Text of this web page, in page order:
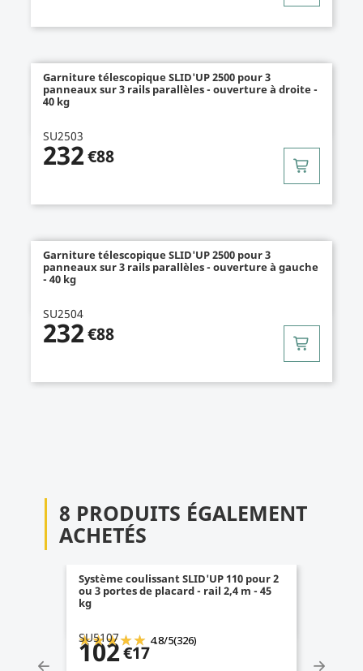
Garniture télescopique SLID'UP 2500 pour 3
panneaux sur 3 rails parallèles - ouverture à droite -
40 kg
SU2503
232€88
Garniture télescopique SLID'UP 2500 pour 3
panneaux sur 3 rails parallèles - ouverture à gauche
- 40 kg
SU2504
232€88
8 PRODUITS ÉGALEMENT
ACHETÉS
Système coulissant SLID'UP 110 pour 2
ou 3 portes de placard - rail 2,4 m - 45
kg
SU5107 4.8/5(326)
102€17